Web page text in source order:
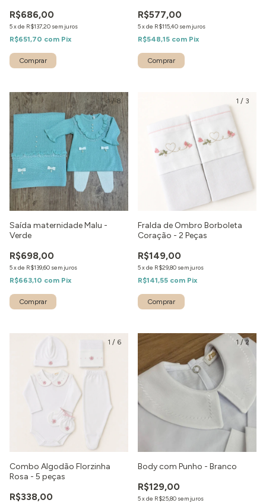
R$686,00
5xde R$137,20 sem juros
R$651,70 com Pix
Comprar
R$577,00
5xde R$115,40 sem juros
R$548,15 com Pix
Comprar
1/8
Saída maternidade Malu -
Verde
R$698,00
5xde R$139,60 sem juros
R$663,10 com Pix
Comprar
1 / 3
Fralda de Ombro Borboleta
Coração - 2 Peças
R$149,00
5xde R$29,80 sem juros
R$141,55 com Pix
1 / 6
Combo Algodão Florzinha
Rosa - 5 peças
R$338,00
1 /2
Body com Punho - Branco
R$129,00
5xde R$25,80 sem juros